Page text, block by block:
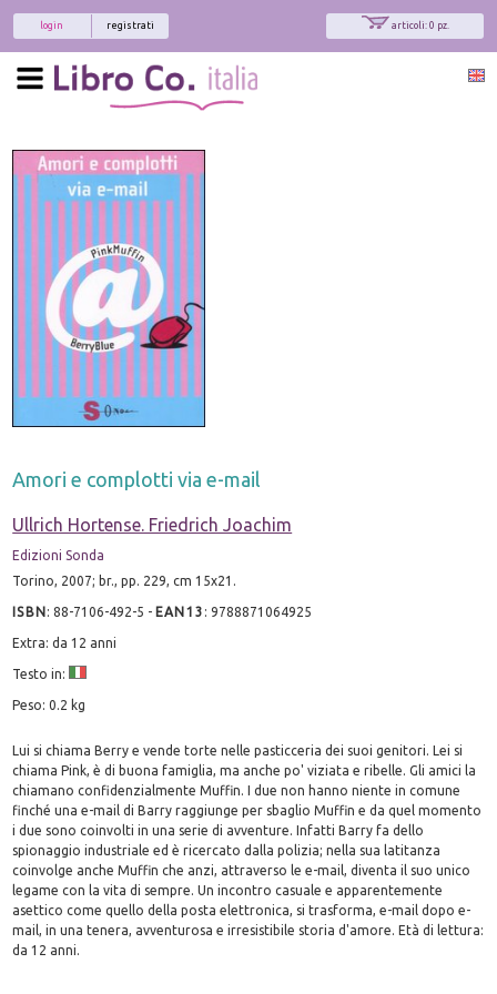
articoli: 0 pz.
registrati
login
Amori e complotti via e-mail
Ullrich Hortense. Friedrich Joachim
Edizioni Sonda
Torino, 2007; br., pp. 229, cm 15x21.
ISBN:88-7106-492-5 - EAN13 :9788871064925
Extra: da 12 anni
Testo in:
Peso: 0.2 kg
Lui si chiama Berry e vende torte nelle pasticceria dei suoi genitori. Lei si
chiama Pink, è di buona famiglia, ma anche po' viziata e ribelle. Gli amici la
chiamano confidenzialmente Muffin. I due non hanno niente in comune
finché una e-mail di Barry raggiunge per sbaglio Muffin e da quel momento
i due sono coinvolti in una serie di avventure. Infatti Barry fa dello
spionaggio industriale ed è ricercato dalla polizia; nella sua latitanza
coinvolge anche Muffin che anzi, attraverso le e-mail, diventa il suo unico
legame con la vita di sempre. Un incontro casuale e apparentemente
asettico come quello della posta elettronica, si trasforma, e-mail dopo e-
mail, in una tenera, avventurosa e irresistibile storia d'amore. Età di lettura:
da 12 anni.